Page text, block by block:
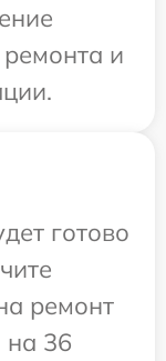
и
готово
ремонт
на 36